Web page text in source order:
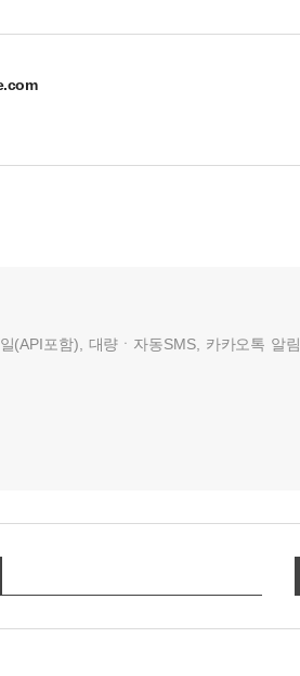
(API포함), 대량ㆍ자동SMS, 카카오톡 알림